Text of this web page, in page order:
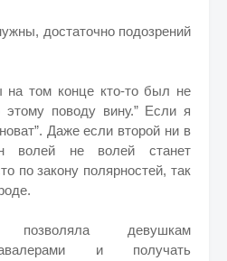
достаточно подозрений
на том конце кто-то был не
поводу вину.” Если я
Даже если второй ни в
волей не волей станет
по закону полярностей, так
девушкам
и получать